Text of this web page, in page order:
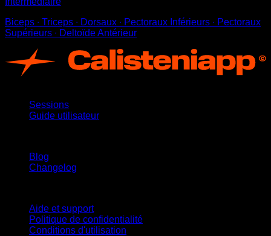
Biceps ∙ Triceps ∙ Dorsaux ∙ Pectoraux Inférieurs ∙ Pectoraux
Supérieurs ∙ Deltoïde Antérieur
Sessions
Guide utilisateur
Blog
Changelog
Aide et support
Politique de confidentialité
Conditions d'utilisation